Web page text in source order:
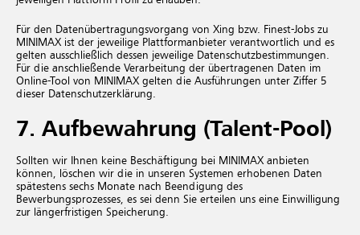
Für den Datenübertragungsvorgang von Xing bzw. Finest-Jobs zu
MINIMAX ist der jeweilige Plattformanbieter verantwortlich und es
gelten ausschließlich dessen jeweilige Datenschutzbestimmungen.
Für die anschließende Verarbeitung der übertragenen Daten im
Online-Tool von MINIMAX gelten die Ausführungen unter Ziffer 5
dieser Datenschutzerklärung.
7. Aufbewahrung (Talent-Pool)
Sollten wir Ihnen keine Beschäftigung bei MINIMAX anbieten
können, löschen wir die in unseren Systemen erhobenen Daten
spätestens sechs Monate nach Beendigung des
Bewerbungsprozesses, es sei denn Sie erteilen uns eine Einwilligung
zur längerfristigen Speicherung.